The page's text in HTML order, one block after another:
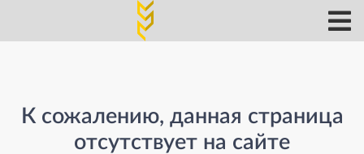
К сожалению, данная страница
отсутствует на сайте